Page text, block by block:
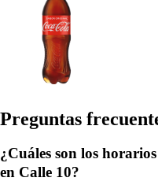
Preguntas frecuent
¿Cuáles son los
en Calle 10?